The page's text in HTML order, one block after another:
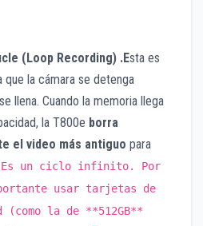
(Loop Recording) .Esta es
que la cámara se detenga
llena. Cuando la memoria llega
la T800e borra
el video más antiguo para
Es un ciclo infinito. Por
usar tarjetas de
(como la de **512GB**